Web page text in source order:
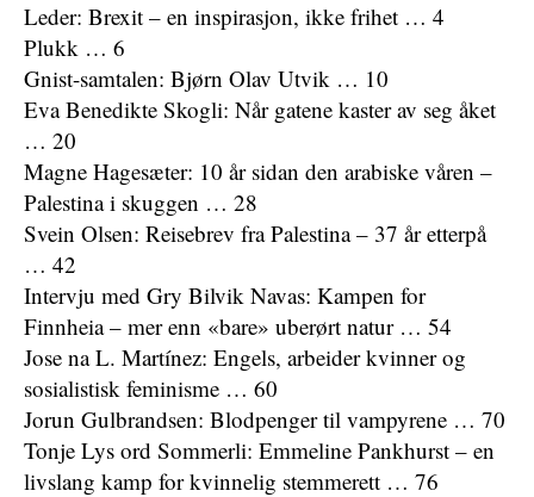
Leder: Brexit – en inspirasjon, ikke frihet … 4
Plukk … 6
Gnist-samtalen: Bjørn Olav Utvik … 10
Eva Benedikte Skogli: Når gatene kaster av seg åket
… 20
Magne Hagesæter: 10 år sidan den arabiske våren –
Palestina i skuggen … 28
Svein Olsen: Reisebrev fra Palestina – 37 år etterpå
… 42
Intervju med Gry Bilvik Navas: Kampen for
Finnheia – mer enn «bare» uberørt natur … 54
Jose na L. Martínez: Engels, arbeider kvinner og
sosialistisk feminisme … 60
Jorun Gulbrandsen: Blodpenger til vampyrene … 70
Tonje Lys ord Sommerli: Emmeline Pankhurst – en
livslang kamp for kvinnelig stemmerett … 76